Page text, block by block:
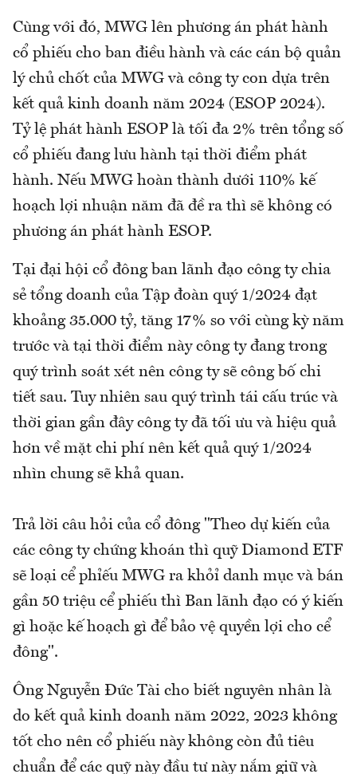
Cùng với đó, MWG lên phương án phát hành
cổ phiếu cho ban điều hành và các cán bộ quản
lý chủ chốt của MWG và công ty con dựa trên
kết quả kinh doanh năm 2024 (ESOP 2024).
Tỷ lệ phát hành ESOP là tối đa 2% trên tổng số
cổ phiếu đang lưu hành tại thời điểm phát
hành. Nếu MWG hoàn thành dưới 110% kế
hoạch lợi nhuận năm đã đề ra thì sẽ không có
phương án phát hành ESOP.
Tại đại hội cổ đông ban lãnh đạo công ty chia
sẻ tổng doanh của Tập đoàn quý 1/2024 đạt
khoảng 35.000 tỷ, tăng 17% so với cùng kỳ năm
trước và tại thời điểm này công ty đang trong
quý trình soát xét nên công ty sẽ công bố chi
tiết sau. Tuy nhiên sau quý trình tái cấu trúc và
thời gian gần đây công ty đã tối ưu và hiệu quả
hơn về mặt chi phí nên kết quả quý 1/2024
nhìn chung sẽ khả quan.
Trả lời câu hỏi của cổ đông "Theo dự kiến của
các công ty chứng khoán thì quỹ Diamond ETF
sẽ loại cể phỉếu MWG ra khỏỉ danh mục và bán
gần 50 triệu cể phiếu thì Ban lãnh đạo có ý kiến
gì hoặc kế hoạch gì để bảo vệ quyền lợi cho cể
đông".
Ông Nguyễn Đức Tài cho biết nguyên nhân là
do kết quả kinh doanh năm 2022, 2023 không
tốt cho nên cổ phiếu này không còn đủ tiêu
chuẩn để các quỹ này đầu tư này nắm giữ và